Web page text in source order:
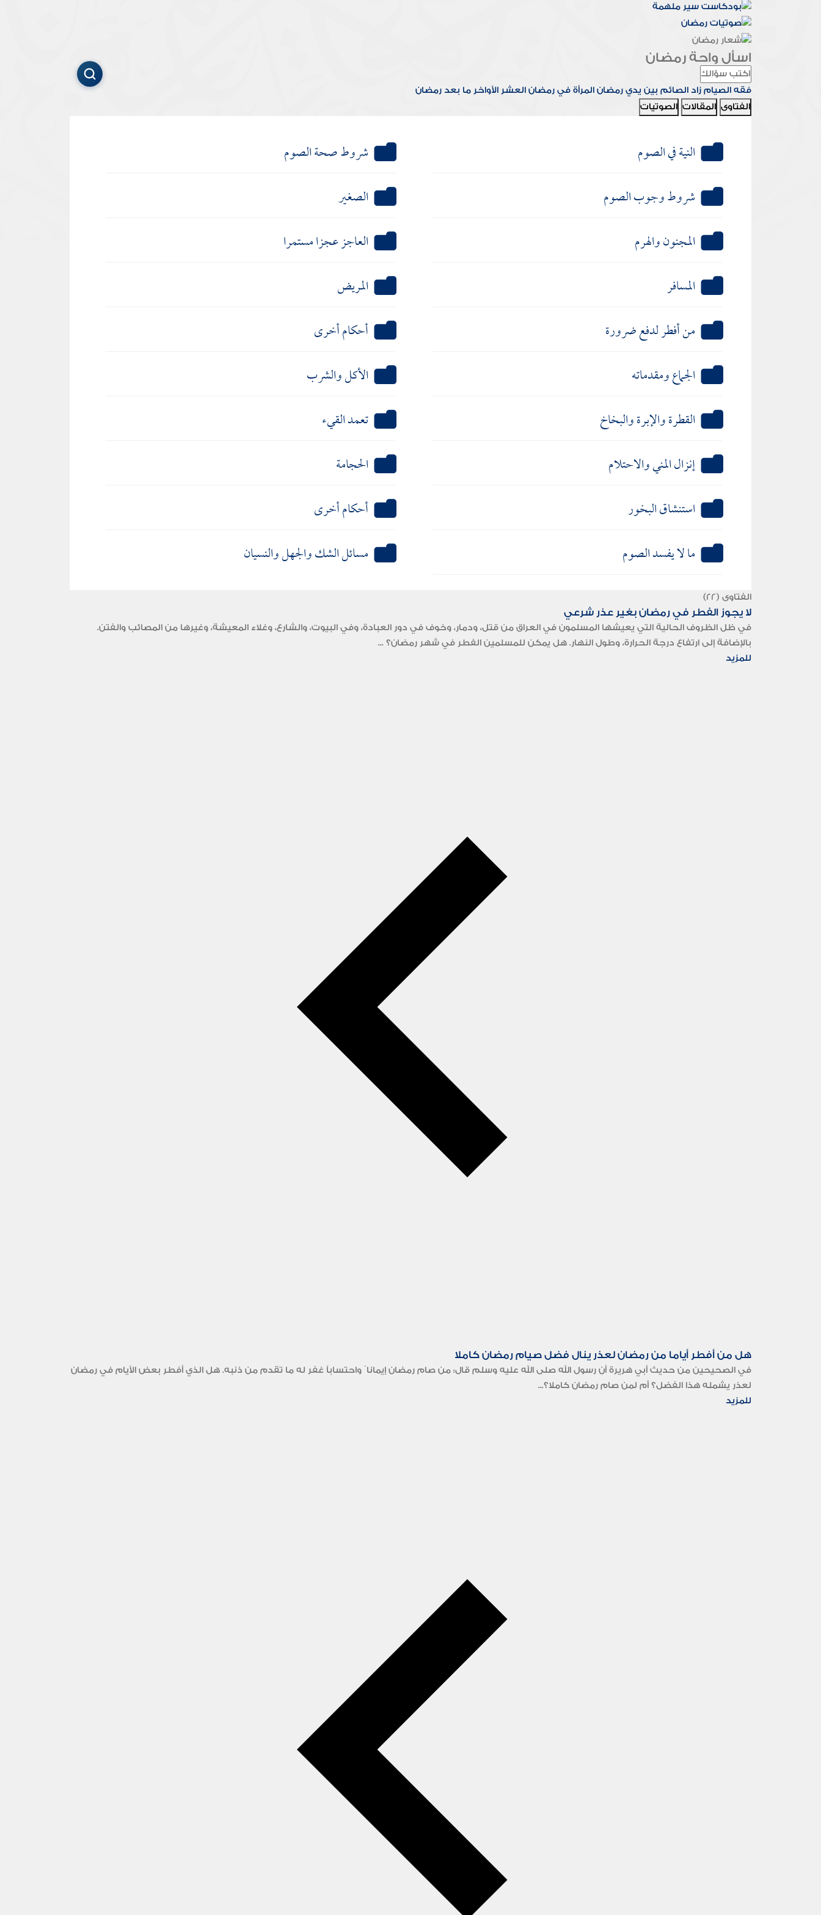
اسأل واحة رمضان
فقه الصيام زاد الصائم بين يدي رمضان المرأة في رمضان العشر الأواخر ما بعد رمضان
الفتاوى المقالات الصوتيات
النية في الصوم
شروط صحة الصوم
شروط وجوب الصوم
الصغير
المجنون والهرم
العاجز عجزا مستمرا
المسافر
المريض
من أفطر لدفع ضرورة
أحكام أخرى
الجماع ومقدماته
الأكل والشرب
القطرة والإبرة والبخاخ
تعمد القيء
إنزال المني والاحتلام
الحجامة
استنشاق البخور
أحكام أخرى
ما لا يفسد الصوم
مسائل الشك والجهل والنسيان
الفتاوى (22)
لا يجوز الفطر في رمضان بغير عذر شرعي
في ظل الظروف الحالية التي يعيشها المسلمون في العراق من قتل، ودمار، وخوف في دور العبادة، وفي البيوت، والشارع، وغلاء المعيشة، وغيرها من المصائب والفتن.
بالإضافة إلى ارتفاع درجة الحرارة، وطول النهار. هل يمكن للمسلمين الفطر في شهر رمضان؟ ...
للمزيد
هل من أفطر أياما من رمضان لعذر ينال فضل صيام رمضان كاملا
في الصحيحين من حديث أبي هريرة أن رسول الله صلى الله عليه وسلم قال: من صام رمضان إيمانا ً واحتساباً غفر له ما تقدم من ذنبه. هل الذي أفطر بعض الأيام في رمضان
لعذر يشمله هذا الفضل؟ أم لمن صام رمضان كاملا؟...
للمزيد